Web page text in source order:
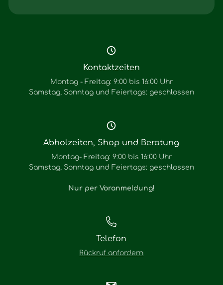
Kontaktzeiten
Montag - Freitag: 9:00 bis 16:00 Uhr
Samstag, Sonntag und Feiertags: geschlossen
Abholzeiten, Shop und Beratung
Montag- Freitag: 9:00 bis 16:00 Uhr
Samstag, Sonntag und Feiertags: geschlossen
Nur per Voranmeldung!
Telefon
Rückruf anfordern